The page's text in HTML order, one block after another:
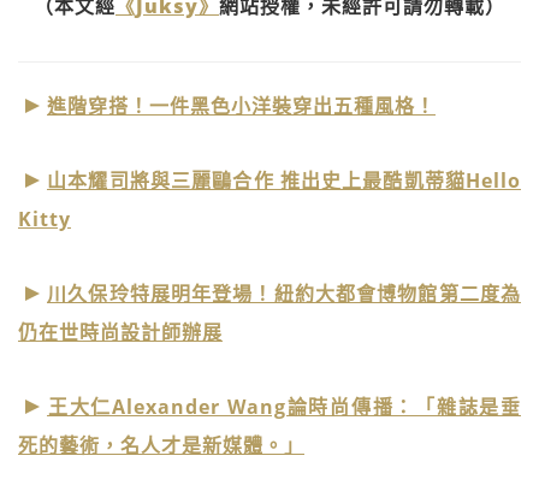
（本文經 《Juksy》 網站授權，未經許可請勿轉載）
進階穿搭！一件黑色小洋裝穿出五種風格！
山本耀司將與三麗鷗合作 推出史上最酷凱蒂貓Hello
Kitty
川久保玲特展明年登場！紐約大都會博物館第二度為
仍在世時尚設計師辦展
王大仁Alexander Wang論時尚傳播：「雜誌是垂
死的藝術，名人才是新媒體。」